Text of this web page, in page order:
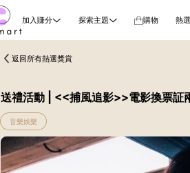
加入賺分 探索主題 購物 熱
返回所有熱選獎賞
送禮活動 | <<捕風追影>>電影換票証
音樂娛樂